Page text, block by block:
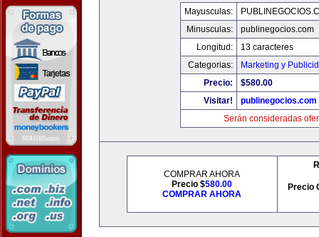
Mayusculas:
Minusculas:
publinegocios.com
Longitud:
13 caracteres
Categorias:
Marketing y
Precio:
$580.00
Visitar!
publinegocios.com
Serán consideradas
COMPRAR AHORA
Precio $580.00
COMPRAR AHORA
Precio